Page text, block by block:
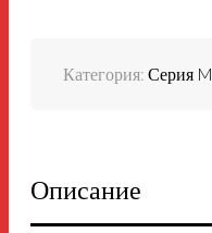
Категория:Серия
Описание